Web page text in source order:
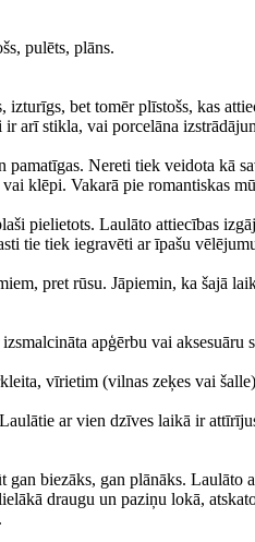
pulēts, plāns.
izturīgs, bet tomēr plīstošs, kas
arī stikla, vai porcelāna
pamatīgas. Nereti tiek veidota kā
klēpi. Vakarā pie romantiskas
pielietots. Laulāto attiecības
tie tiek iegravēti ar īpašu
pret rūsu. Jāpiemin, ka šajā
apģērbu vai
vīrietim (vilnas zeķes vai
ar vien dzīves laikā ir
gan biezāks, gan plānāks.
draugu un paziņu lokā,